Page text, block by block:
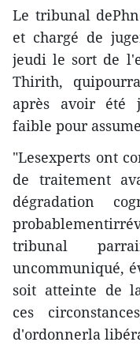
Le tribunal
et chargé de
jeudi le sort de
Thirith,
après avoir été
faible pour
"Lesexperts ont
de traitement
dégradation
tribunal
uncommuniqué,
soit atteinte de
ces
d'ordonnerla